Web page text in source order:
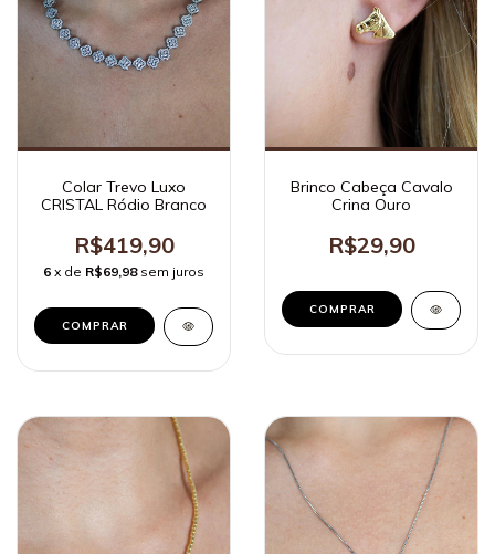
Colar Trevo Luxo
CRISTAL Ródio Branco
R$419,90
6 x de R$69,98 sem juros
Brinco Cabeça Cavalo
Crina Ouro
R$29,90